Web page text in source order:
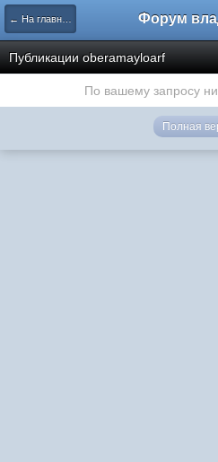
← На главную
Публикации oberamayloarf
По вашему запросу
Полная